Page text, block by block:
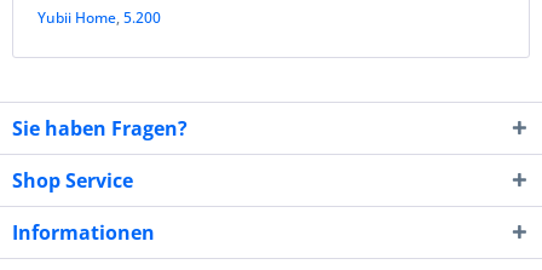
Yubii Home,5.200
Sie haben Fragen?
Shop Service
Informationen